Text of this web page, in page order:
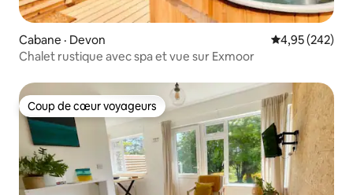
Cabane · Devon Note
4,95 (242)
Chalet rustique avec spa et vue sur Exmoor
Coup de cœur voyageurs
Coup de cœur voyageurs